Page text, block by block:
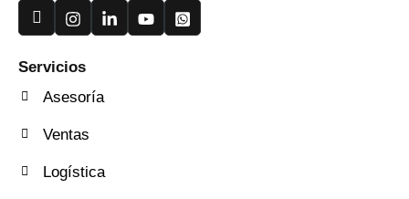
Servicios
Asesoría
Ventas
Logística